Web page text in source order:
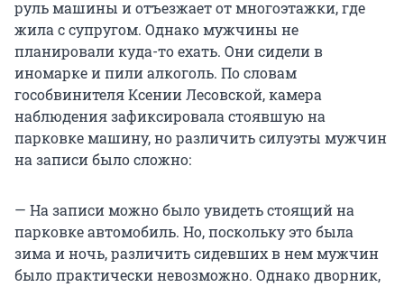
руль машины и отъезжает от многоэтажки, где
жила с супругом. Однако мужчины не
планировали куда-то ехать. Они сидели в
иномарке и пили алкоголь. По словам
гособвинителя Ксении Лесовской, камера
наблюдения зафиксировала стоявшую на
парковке машину, но различить силуэты мужчин
на записи было сложно:
— На записи можно было увидеть стоящий на
парковке автомобиль. Но, поскольку это была
зима и ночь, различить сидевших в нем мужчин
было практически невозможно. Однако дворник,